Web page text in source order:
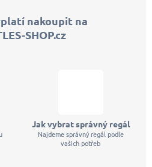
nakoupit na
SHOP.cz
Jak vybrat správný regál
Najdeme správný regál podle
vašich potřeb